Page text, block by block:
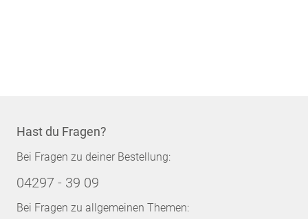
Hast du Fragen?
Bei Fragen zu deiner Bestellung:
04297 - 39 09
Bei Fragen zu allgemeinen Themen: